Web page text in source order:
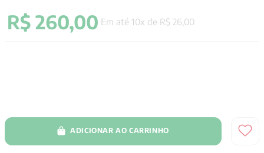
R$ 260,00 Em até 10x de R$ 26 00
ADICIONAR AO CARRINHO